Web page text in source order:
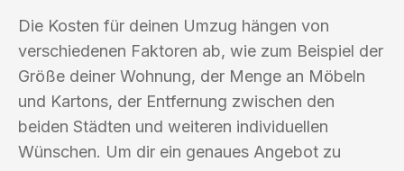
Die Kosten für deinen Umzug hängen von
verschiedenen Faktoren ab, wie zum Beispiel der
Größe deiner Wohnung, der Menge an Möbeln
und Kartons, der Entfernung zwischen den
beiden Städten und weiteren individuellen
Wünschen. Um dir ein genaues Angebot zu